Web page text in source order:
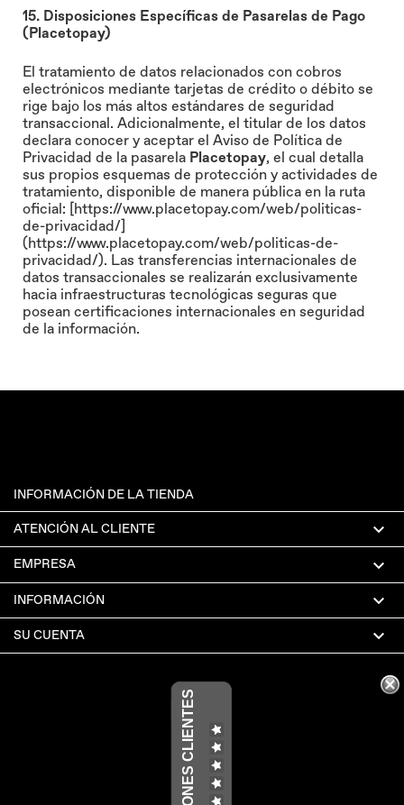
15. Disposiciones Específicas de Pasarelas de Pago
(Placetopay)
El tratamiento de datos relacionados con cobros
electrónicos mediante tarjetas de crédito o débito se
rige bajo los más altos estándares de seguridad
transaccional. Adicionalmente, el titular de los datos
declara conocer y aceptar el Aviso de Política de
Privacidad de la pasarela Placetopay, el cual detalla
sus propios esquemas de protección y actividades de
tratamiento, disponible de manera pública en la ruta
oficial: [https://www.placetopay.com/web/politicas-
de-privacidad/]
(https://www.placetopay.com/web/politicas-de-
privacidad/). Las transferencias internacionales de
datos transaccionales se realizarán exclusivamente
hacia infraestructuras tecnológicas seguras que
posean certificaciones internacionales en seguridad
de la información.
INFORMACIÓN DE LA TIENDA
ATENCIÓN AL CLIENTE 
EMPRESA 
INFORMACIÓN 
SU CUENTA 
OPINIONES CLIENTES